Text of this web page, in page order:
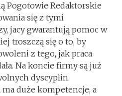
Pogotowie Redaktorskie
się z tymi
jacy gwarantują pomoc w
troszczą się o to, by
z tego, jak praca
Na koncie firmy są już
dyscyplin.
duże kompetencje, a